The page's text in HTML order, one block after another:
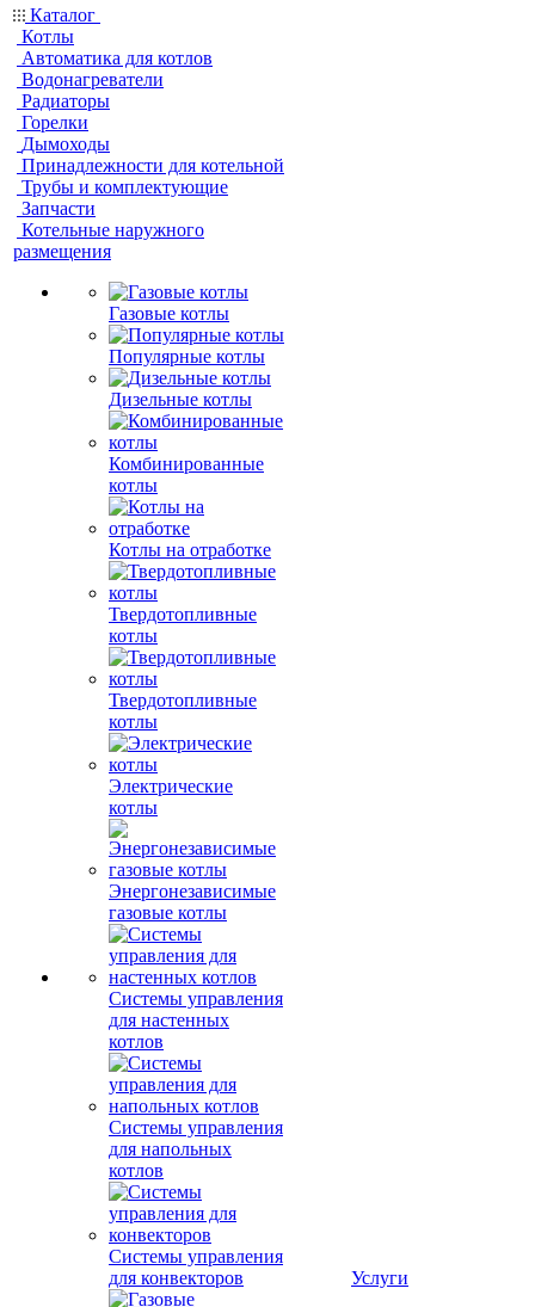
Каталог
Котлы
Автоматика для котлов
Водонагреватели
Радиаторы
Горелки
Дымоходы
Принадлежности для котельной
Трубы и комплектующие
Запчасти
Котельные наружного
размещения
Газовые котлы
Популярные котлы
Дизельные котлы
Комбинированные
котлы
Котлы на отработке
Твердотопливные
котлы
Твердотопливные
котлы
Электрические
котлы
Энергонезависимые
газовые котлы
Системы управления
для настенных
котлов
Системы управления
для напольных
котлов
Системы управления
для конвекторов
Услуги